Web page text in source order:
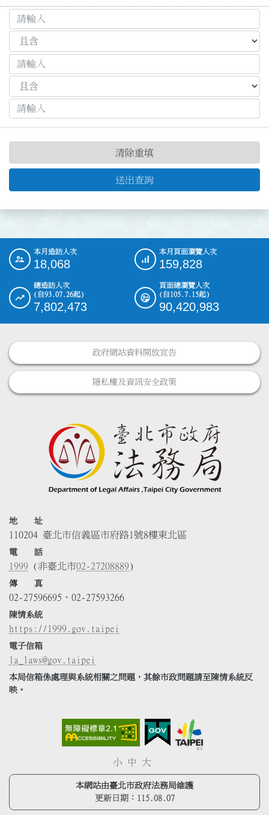
送出查詢
清除重填
::: 本月造訪人次
18,068
本月頁面瀏覽人次
159,828
總造訪人次
(自93.07.26起)
7,802,473
頁面總瀏覽人次
(自105.7.15起)
90,420,983
政府網站資料開放宣告
隱私權及資訊安全政策
地 址
110204 臺北市信義區市府路1號8樓東北區
電 話
1999 (非臺北市02-27208889)
傳 真
02-27596695、02-27593266
陳情系統
https://1999.gov.taipei
電子信箱
la_laws@gov.taipei
本局信箱係處理與系統相關之問題，其餘市政問題請至陳情系統反
映。
小 中 大
本網站由臺北市政府法務局維護
更新日期： 115.08.07